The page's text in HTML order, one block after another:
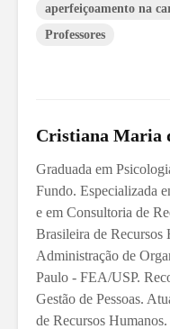
aperfeiçoamento na
Professores
Cristiana Maria
Graduada em
Fundo. Especializada
e em Consultoria de
Brasileira de
Administração de
Paulo - FEA/USP.
Gestão de Pessoas.
de Recursos